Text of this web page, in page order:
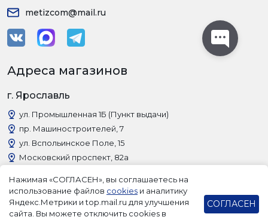
metizcom@mail.ru
Адреса магазинов
г. Ярославль
ул. Промышленная 1Б (Пункт выдачи)
пр. Машиностроителей, 7
ул. Вспольинское Поле, 15
Московский проспект, 82а
пр. Революции, 38 (Пункт выдачи)
Нажимая «СОГЛАСЕН», вы соглашаетесь на
использование файлов cookies и аналитику
Яндекс.Метрики и top.mail.ru для улучшения
сайта. Вы можете отключить cookies в
СОГЛАСЕН